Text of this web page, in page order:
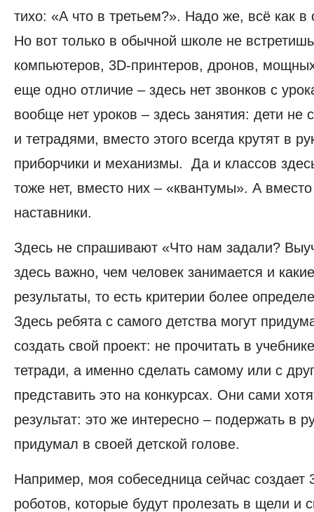
тихо: «А что в третьем?». Надо же, всё как
Но вот только в обычной школе не
компьютеров, 3D-принтеров, дронов,
еще одно отличие – здесь нет звонков с
вообще нет уроков – здесь занятия: дети не
и тетрадями, вместо этого всегда крутят в
приборчики и механизмы. Да и классов
тоже нет, вместо них – «квантумы». А вместо
наставники.
Здесь не спрашивают «Что нам задали?
здесь важно, чем человек занимается и
результаты, то есть критерии более
Здесь ребята с самого детства могут
создать свой проект: не прочитать в
тетради, а именно сделать самому или с
представить это на конкурсах. Они сами
результат: это же интересно – подержать в
придумал в своей детской голове.
Например, моя собеседница сейчас создает
роботов, которые будут пролезать в щели и